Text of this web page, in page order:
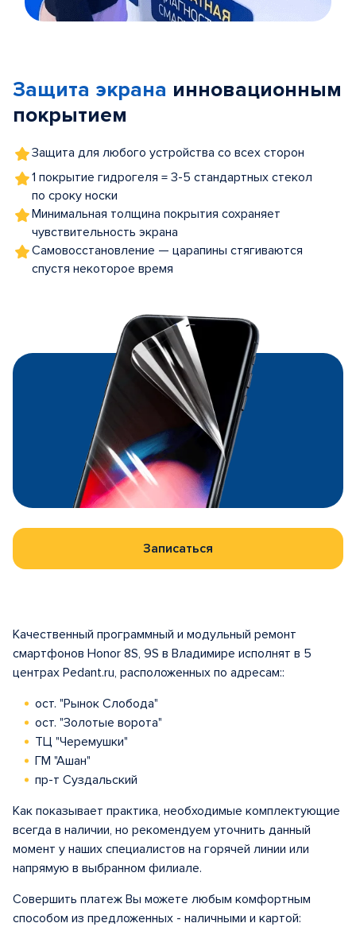
5
Защита экрана инновационным
покрытием
Защита для любого устройства со всех сторон
1 покрытие гидрогеля = 3-5 стандартных стекол
по сроку носки
Минимальная толщина покрытия сохраняет
чувствительность экрана
Самовосстановление — царапины стягиваются
спустя некоторое время
Записаться
Качественный программный и модульный ремонт
смартфонов Honor 8S, 9S в Владимире исполнят в 5
центрах Pedant.ru, расположенных по адресам::
ост. "Рынок Слобода"
ост. "Золотые ворота"
ТЦ "Черемушки"
ГМ "Ашан"
пр-т Суздальский
Как показывает практика, необходимые комплектующие
всегда в наличии, но рекомендуем уточнить данный
момент у наших специалистов на горячей линии или
напрямую в выбранном филиале.
Совершить платеж Вы можете любым комфортным
способом из предложенных - наличными и картой: